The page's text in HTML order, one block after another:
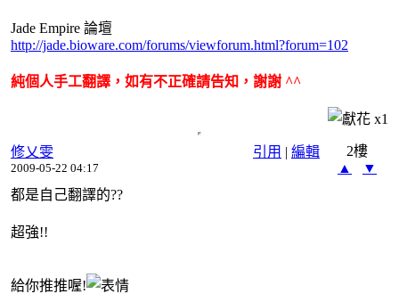
Jade Empire 論壇
http://jade.bioware.com/forums/viewforum.html?forum=102
純個人手工翻譯，如有不正確請告知，謝謝 ^^
x1
引用 | 編輯
修乂雯
2009-05-22 04:17
2樓
▲
▼
都是自己翻譯的??
超強!!
給你推推喔!